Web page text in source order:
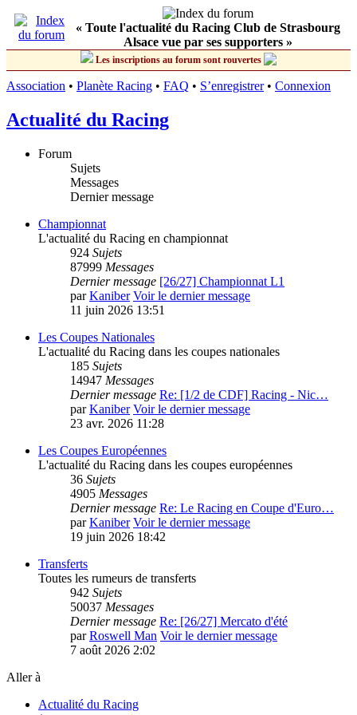
« Toute l'actualité du Racing Club de Strasbourg
Alsace vue par ses supporters »
Les inscriptions au forum sont rouvertes
Association • Planète Racing • FAQ • S’enregistrer• Connexion
Actualité du Racing
Forum
Sujets
Messages
Dernier message
Championnat
L'actualité du Racing en championnat
924 Sujets
87999 Messages
Dernier message [26/27] Championnat L1
parKaniber Voir le dernier message
11 juin 2026 13:51
Les Coupes Nationales
L'actualité du Racing dans les coupes nationales
185 Sujets
14947 Messages
Dernier message Re: [1/2 de CDF] Racing - Nic…
parKaniber Voir le dernier message
23 avr. 2026 11:28
Les Coupes Européennes
L'actualité du Racing dans les coupes européennes
36 Sujets
4905 Messages
Dernier message Re: Le Racing en Coupe d'Euro…
parKaniber Voir le dernier message
19 juin 2026 18:42
Transferts
Toutes les rumeurs de transferts
942 Sujets
50037 Messages
Dernier message Re: [26/27] Mercato d'été
parRoswell Man Voir le dernier message
7 août 2026 2:02
Aller à
Actualité du Racing